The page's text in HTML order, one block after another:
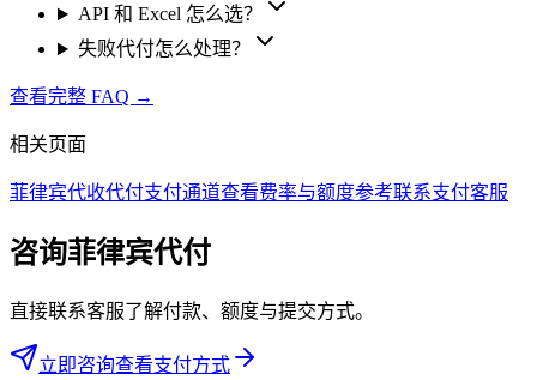
API 和 Excel 怎么选？
失败代付怎么处理？
查看完整 FAQ →
相关页面
菲律宾代收代付支付通道查看费率与额度参考联系支付客服
咨询菲律宾代付
直接联系客服了解付款、额度与提交方式。
立即咨询查看支付方式